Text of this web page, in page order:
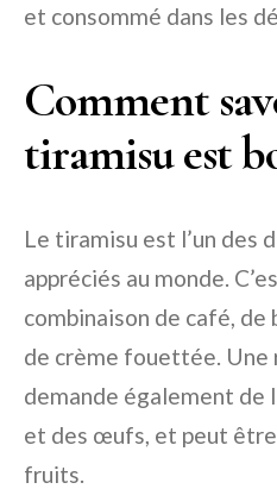
et consommé dans les
Comment
tiramisu est
Le tiramisu est l’un des
appréciés au monde.
combinaison de café,
de crème fouettée. Une
demande également de
et des œufs, et peut être
fruits.